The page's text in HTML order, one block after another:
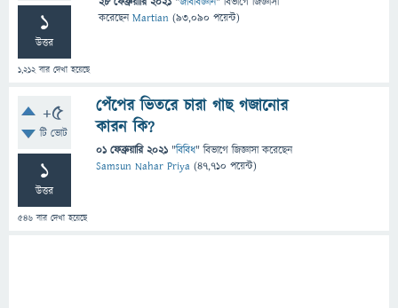
1
উত্তর
1,212বার দেখা হয়েছে
করেছেনMartian (93,090 পয়েন্ট)
+5
টি ভোট
1
উত্তর
546 বার দেখা হয়েছে
পেঁপের ভিতরে চারা গাছ গজানোর
কারন কি?
01 ফেব্রুয়ারি 2021 "বিবিধ" বিভাগে জিজ্ঞাসাকরেছেন
Samsun Nahar Priya (47,710 পয়েন্ট)